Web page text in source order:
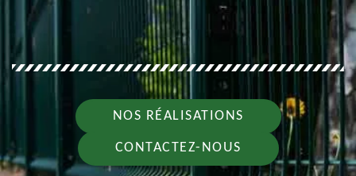
NOS RÉALISATIONS
CONTACTEZ-NOUS